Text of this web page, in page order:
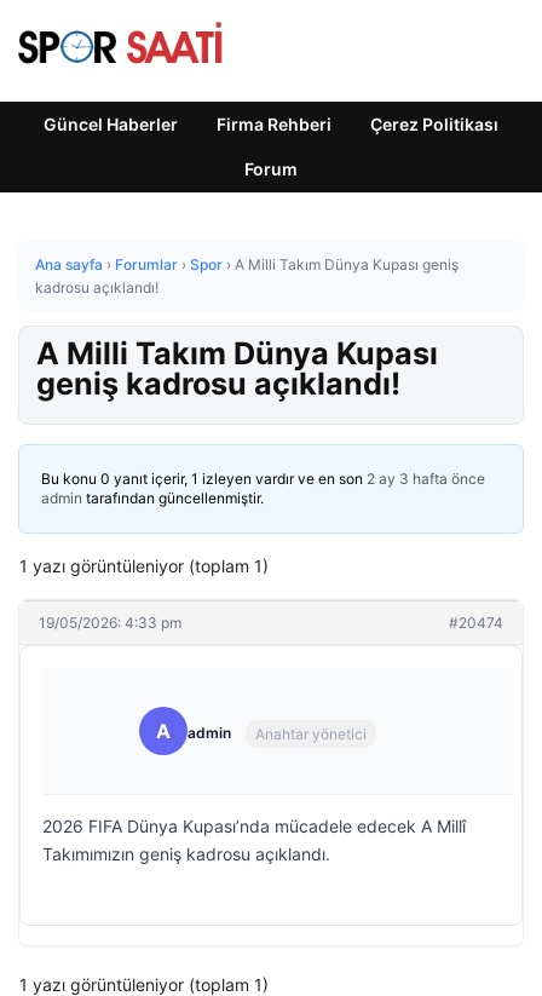
Güncel Haberler Firma Rehberi Çerez Politikası
Forum
Ana sayfa › Forumlar › Spor › A Milli Takım Dünya Kupası geniş
kadrosu açıklandı!
A Milli Takım Dünya Kupası
geniş kadrosu açıklandı!
Bu konu 0 yanıt içerir, 1 izleyen vardır ve en son 2 ay 3 hafta önce
admin tarafından güncellenmiştir.
1 yazı görüntüleniyor (toplam 1)
19/05/2026: 4:33 pm #20474
A admin Anahtar yönetici
2026 FIFA Dünya Kupası’nda mücadele edecek A Millî
Takımımızın geniş kadrosu açıklandı.
1 yazı görüntüleniyor (toplam 1)